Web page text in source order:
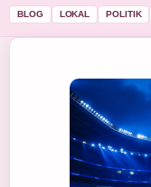
BLOG LOKAL POLITIK